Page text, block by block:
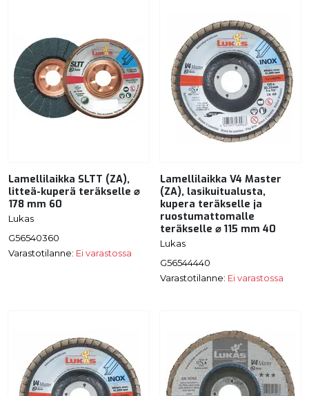
Lamellilaikka SLTT (ZA),
litteä-kuperä teräkselle ⌀
178 mm 60
Lukas
G56540360
Varastotilanne: Ei varastossa
Lamellilaikka V4 Master
(ZA), lasikuitualusta,
kupera teräkselle ja
ruostumattomalle
teräkselle ⌀ 115 mm 40
Lukas
G56544440
Varastotilanne: Ei varastossa